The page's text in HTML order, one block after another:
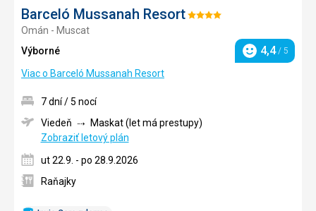
Barceló Mussanah ResortHodnotenie:
Omán - Muscat
Výborné
Hodnotenie
4,4/ 5
Viac o Barceló Mussanah Resort
7 dní / 5 nocí
Viedeň
Maskat (let má prestupy)
Zobraziť letový plán
ut 22.9. - po 28.9.2026
Raňajky